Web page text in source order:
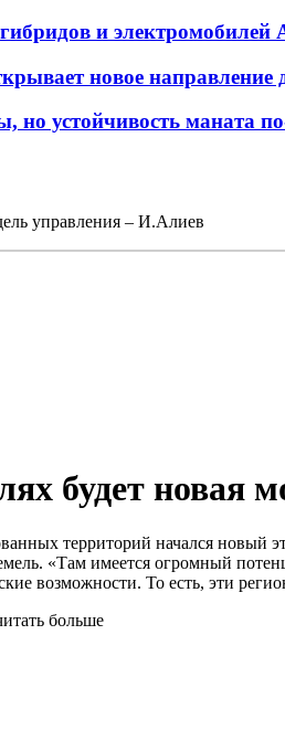
и электромобилей
новое направление
но устойчивость маната
управления – И.Алиев
будет новая
территорий начался
«Там имеется огромный
возможности. То есть, эти
больше